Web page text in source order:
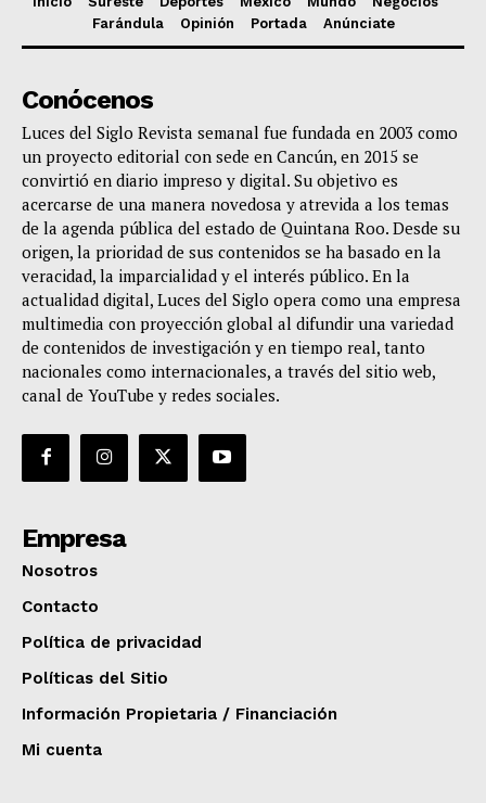
Farándula
Opinión Portada Anúnciate
Conócenos
Luces del Siglo Revista semanal fue fundada en 2003 como
un proyecto editorial con sede en Cancún, en 2015 se
convirtió en diario impreso y digital. Su objetivo es
acercarse de una manera novedosa y atrevida a los temas
de la agenda pública del estado de Quintana Roo. Desde su
origen, la prioridad de sus contenidos se ha basado en la
veracidad, la imparcialidad y el interés público. En la
actualidad digital, Luces del Siglo opera como una empresa
multimedia con proyección global al difundir una variedad
de contenidos de investigación y en tiempo real, tanto
nacionales como internacionales, a través del sitio web,
canal de YouTube y redes sociales.
Empresa
Nosotros
Contacto
Política de privacidad
Políticas del Sitio
Información Propietaria / Financiación
Mi cuenta